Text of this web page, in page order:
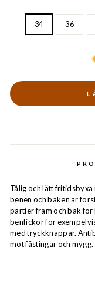
34 36
Tålig och lätt
benen och baken är
partier fram och bak
benfickor för
med tryckknappar.
mot fästingar och